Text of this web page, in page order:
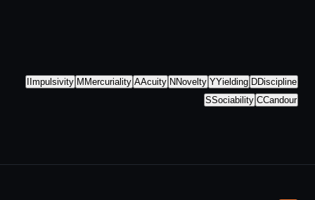
DDiscipline
YYielding
N Novelty
AAcuity
M Mercuriality
Impulsivity
CCandour
SSociability